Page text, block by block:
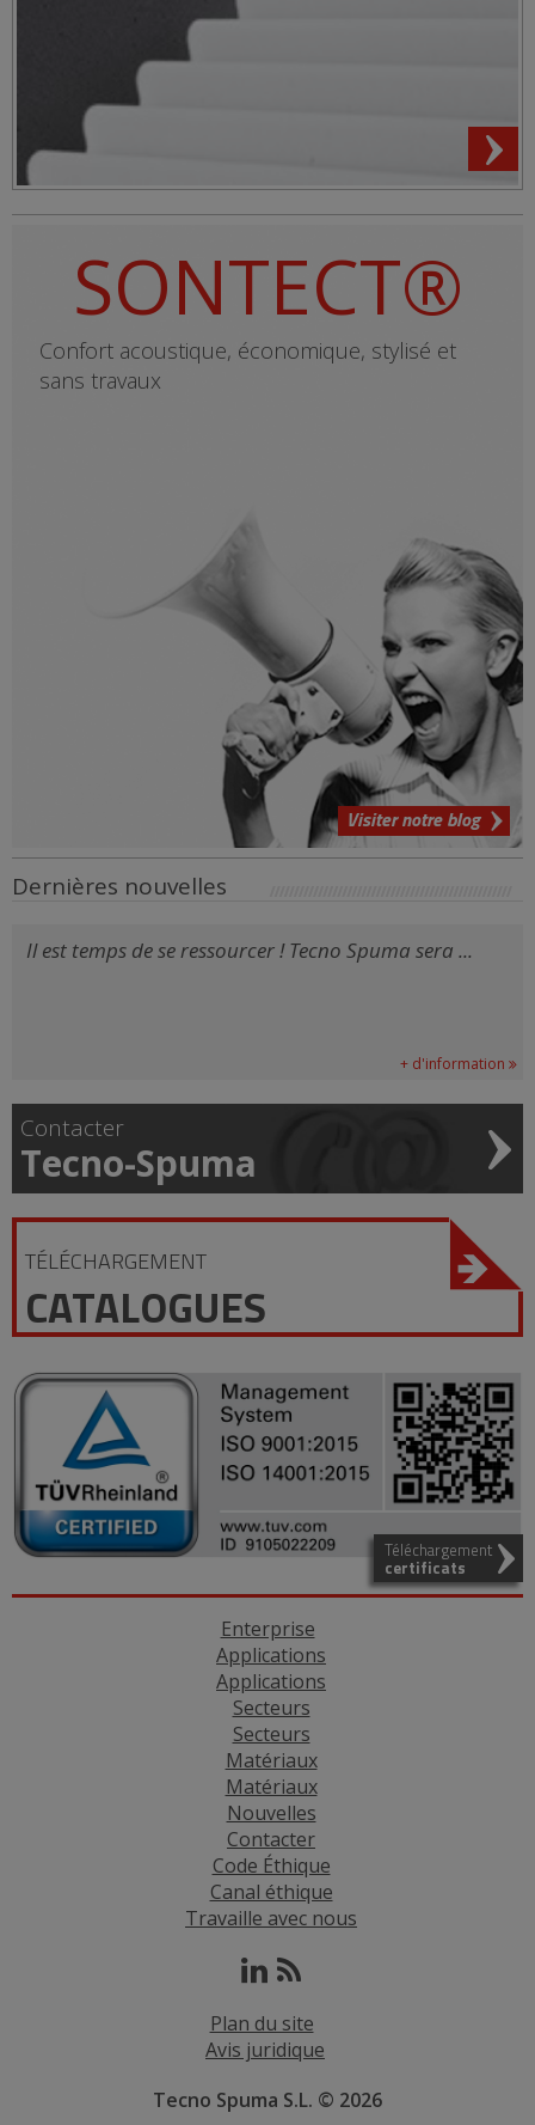
SONTECT®
Confort acoustique, économique, stylisé et
sans travaux
Visiter notre blog
Dernières nouvelles
Il est temps de se ressourcer ! Tecno Spuma sera ...
+ d'information
Contacter
Tecno-Spuma
TÉLÉCHARGEMENT
CATALOGUES
Téléchargement
certificats
Enterprise
Applications
Applications
Secteurs
Secteurs
Matériaux
Matériaux
Nouvelles
Contacter
Code Éthique
Canal éthique
Travaille avec nous
Plan du site
Avis juridique
Tecno Spuma S.L. © 2026